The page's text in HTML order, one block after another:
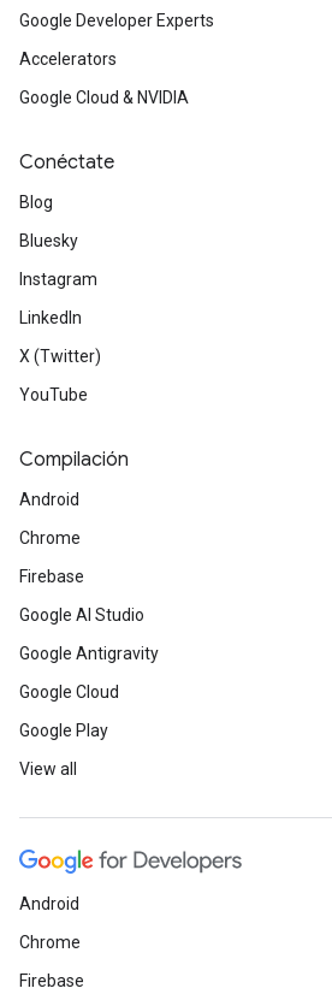
Google Developer Experts
Accelerators
Google Cloud & NVIDIA
Conéctate
Blog
Bluesky
Instagram
LinkedIn
X (Twitter)
YouTube
Compilación
Android
Chrome
Firebase
Google AI Studio
Google Antigravity
Google Cloud
Google Play
View all
Android
Chrome
Firebase